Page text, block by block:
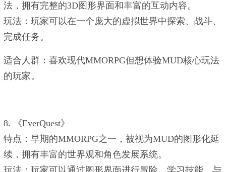
法，拥有完整的3D图形界面和丰富的互动内容‌。
‌玩法‌：玩家可以在一个庞大的虚拟世界中探索、战斗、
完成任务。
‌适合人群‌：喜欢现代MMORPG但想体验MUD核心玩法
的玩家。
8. ‌《EverQuest》‌
‌特点‌：早期的MMORPG之一，被视为MUD的图形化延
续，拥有丰富的世界观和角色发展系统‌。
‌玩法‌：玩家可以通过图形界面进行冒险、学习技能、与